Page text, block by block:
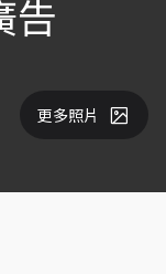
告
更多照片